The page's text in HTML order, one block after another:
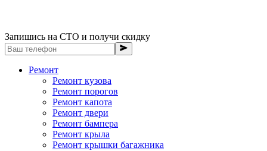
Запишись на СТО и получи скидку
Ремонт
Ремонт кузова
Ремонт порогов
Ремонт капота
Ремонт двери
Ремонт бампера
Ремонт крыла
Ремонт крышки багажника